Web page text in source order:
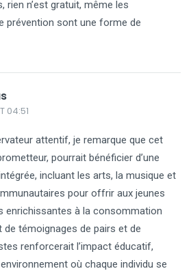
rien n’est gratuit, même les
prévention sont une forme de
04:51
attentif, je remarque que cet
pourrait bénéficier d’une
incluant les arts, la musique et
pour offrir aux jeunes
enrichissantes à la consommation
de témoignages de pairs et de
renforcerait l’impact éducatif,
où chaque individu se